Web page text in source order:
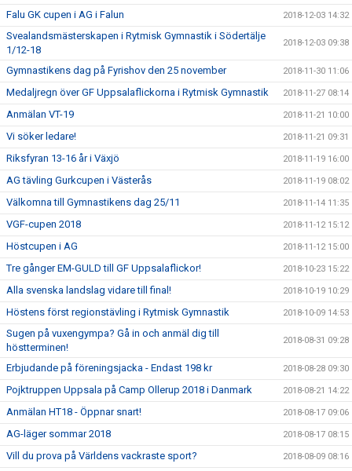
Falu GK cupen i AG i Falun 2018-12-03 14:32
Svealandsmästerskapen i Rytmisk Gymnastik i Södertälje
1/12-18
2018-12-03 09:38
Gymnastikens dag på Fyrishov den 25 november 2018-11-30 11:06
Medaljregn över GF Uppsalaflickorna i Rytmisk Gymnastik 2018-11-27 08:14
Anmälan VT-19 2018-11-21 10:00
Vi söker ledare! 2018-11-21 09:31
Riksfyran 13-16 år i Växjö 2018-11-19 16:00
AG tävling Gurkcupen i Västerås 2018-11-19 08:02
Välkomna till Gymnastikens dag 25/11 2018-11-14 11:35
VGF-cupen 2018 2018-11-12 15:12
Höstcupen i AG 2018-11-12 15:00
Tre gånger EM-GULD till GF Uppsalaflickor! 2018-10-23 15:22
Alla svenska landslag vidare till final! 2018-10-19 10:29
Höstens först regionstävling i Rytmisk Gymnastik 2018-10-09 14:53
Sugen på vuxengympa? Gå in och anmäl dig till
höstterminen!
2018-08-31 09:28
Erbjudande på föreningsjacka - Endast 198 kr 2018-08-28 09:30
Pojktruppen Uppsala på Camp Ollerup 2018 i Danmark 2018-08-21 14:22
Anmälan HT18 - Öppnar snart! 2018-08-17 09:06
AG-läger sommar 2018 2018-08-17 08:15
Vill du prova på Världens vackraste sport? 2018-08-09 08:16